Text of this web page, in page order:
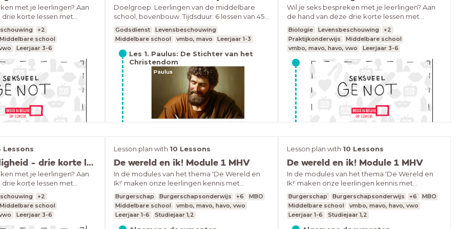
het calvinisme.De impact van de
aflatenhandel op de Reformatie en de
reactie van de kerk.
we bij te dragen aan meer
van en respect voor de
met je leerlingen? Aan
drie korte lessen met
onderwerpen seksueel
en Toys &amp;
gesprekken voeren. Dus
en bijtjes, maar over wat
niet, wat mag je doen en
doen.Alle gebruikte
in deze kijklijst.
los gebruiken. De lessen
Brechtje Oliedam, Bert van
Addink, drie studenten
Artez in
+2
Middelbare school
Leerjaar 3-6
Doelgroep: Leerlingen van de middelbare
school, bovenbouw. Tijdsduur: 6 lessen van 45
minuten.Inclusief toets.
Godsdienst
Levensbeschouwing
Middelbare school
vmbo, mavo Leerjaar 1-3
Les 1. Paulus: De Stichter van het
Christendom
Romeinse rijk: Strijd en Triomf
Wil je seks bespreken met je leerlingen? Aan
de hand van deze drie korte lessen met
fragmenten over de onderwerpen seksueel
genot, seksuele gelijkheid en Toys &amp;
Pleasure kun je leuke gesprekken voeren. Dus
niet over bloemetjes en bijtjes, maar over wat
vind je lekker en wat niet, wat mag je doen en
wat kun je nog meer doen.Alle gebruikte
fragmenten zijn verzameld in deze kijklijst.
Deze kun je ook zo los gebruiken. De lessen
zijn gemaakt door Brechtje Oliedam, Bert van
der Linden en Michael Addink, drie studenten
van de Hogeschool Artez in
Biologie Levensbeschouwing
+2
Praktijkonderwijs
Middelbare school
vmbo, mavo, havo, vwo
Leerjaar 3-6
Lessons
Genot en Veiligheid - drie korte lessen
met je leerlingen? Aan
drie korte lessen met
onderwerpen seksueel
en Toys &amp;
gesprekken voeren. Dus
en bijtjes, maar over wat
+2
Middelbare school
Leerjaar 3-6
Lesson plan with 10 Lessons
De wereld en ik! Module 1 MHV
In de modules van het thema 'De Wereld en
Ik!' maken onze leerlingen kennis met
verschillende culturen en identiteiten, zowel
uit heden en verleden. Ons programma biedt
diepgaand inzicht in de verschillen tussen
mensen en groepen mensen en heeft als doel
Burgerschap Burgerschapsonderwijs +6
MBO
Middelbare school
vmbo, mavo, havo, vwo
Leerjaar 1-6
Studiejaar 1,2
Lesson plan with 10 Lessons
De wereld en ik! Module 1 MHV
In de modules van het thema 'De Wereld en
Ik!' maken onze leerlingen kennis met
verschillende culturen en identiteiten, zowel
uit heden en verleden. Ons programma biedt
diepgaand inzicht in de verschillen tussen
mensen en groepen mensen en heeft als doel
Burgerschap Burgerschapsonderwijs +6
MBO
Middelbare school
vmbo, mavo, havo, vwo
Leerjaar 1-6
Studiejaar 1,2